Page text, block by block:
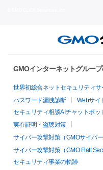
GMOインターネットグルー
世界初総合ネットセキュリティサ
パスワード漏洩診断
Webサイ
セキュリティ相談AIチャットボッ
実在証明・盗聴対策
サイバー攻撃対策（GMOサイバ
サイバー攻撃対策（GMO Flatt
セキュリティ事業の軌跡